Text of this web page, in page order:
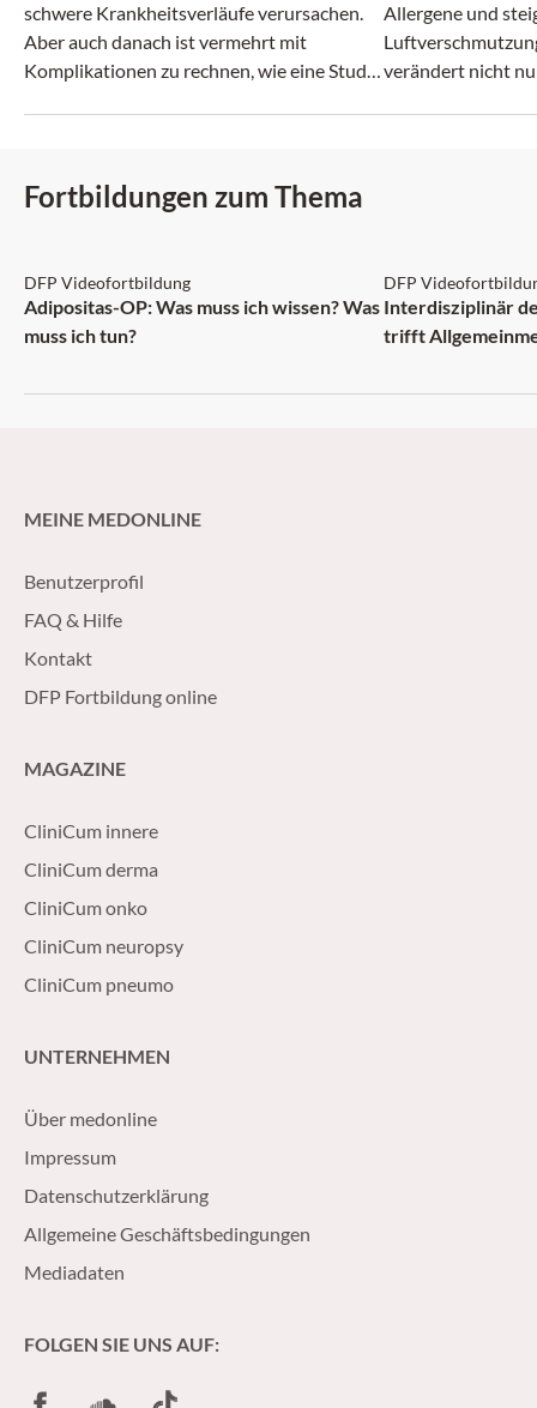
schwere Krankheitsverläufe verursachen.
Aber auch danach ist vermehrt mit
Komplikationen zu rechnen, wie eine Studie
Allergene und
verändert nicht
Fortbildungen zum Thema
DFP: 2 Punkte
DFP Videofortbildung
Adipositas-OP: Was muss ich wissen? Was
muss ich tun?
DFP
Interdisziplinär
trifft
MEINE MEDONLINE
Benutzerprofil
FAQ & Hilfe
Kontakt
DFP Fortbildung online
MAGAZINE
CliniCum innere
CliniCum derma
CliniCum onko
CliniCum neuropsy
CliniCum pneumo
UNTERNEHMEN
Über medonline
Impressum
Datenschutzerklärung
Allgemeine Geschäftsbedingungen
Mediadaten
FOLGEN SIE UNS AUF:
FacebookSoundCloud
TikTok